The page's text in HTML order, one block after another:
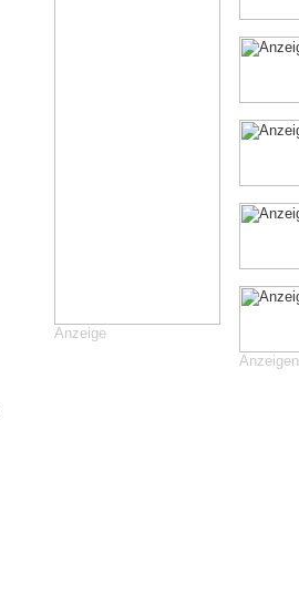
Anzeige
Anzeigen